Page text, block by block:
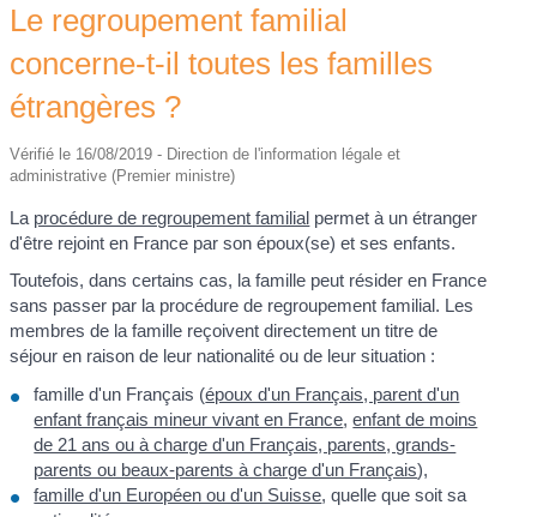
Le regroupement familial
concerne-t-il toutes les familles
étrangères ?
Vérifié le 16/08/2019 - Direction de l'information légale et
administrative (Premier ministre)
La procédure de regroupement familial permet à un étranger
d'être rejoint en France par son époux(se) et ses enfants.
Toutefois, dans certains cas, la famille peut résider en France
sans passer par la procédure de regroupement familial. Les
membres de la famille reçoivent directement un titre de
séjour en raison de leur nationalité ou de leur situation :
famille d'un Français (époux d'un Français, parent d'un
enfant français mineur vivant en France,enfant de moins
de 21 ans ou à charge d'un Français, parents, grands-
parents ou beaux-parents à charge d'un Français),
famille d'un Européen ou d'un Suisse, quelle que soit sa